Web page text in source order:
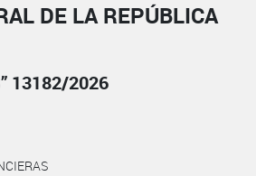
DE LA REPÚBLICA
13182/2026